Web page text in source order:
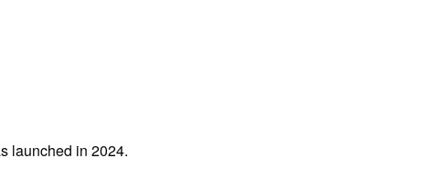
launched in 2024.